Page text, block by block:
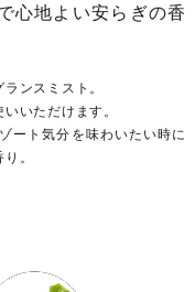
心地よい安らぎの香
ンスミスト。
いただけます。
ート気分を味わいたい時に
。